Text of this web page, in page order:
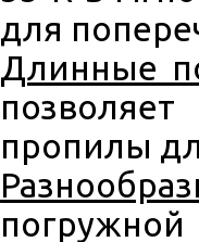
для
Длинные
пропилы